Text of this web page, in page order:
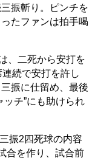
振斬り。ピンチを
たファンは拍手喝
、二死から安打を
続で安打を許し
振に仕留め、最後
ッチ”にも助けられ
振2四死球の内容
合を作り、試合前